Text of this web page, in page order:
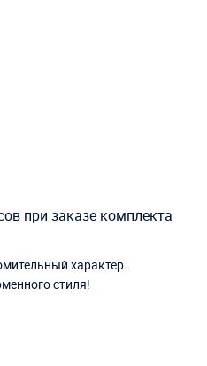
при заказе комплекта
характер.
стиля!